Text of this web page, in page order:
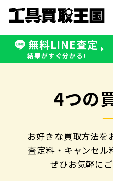
無料LINE査定
結果がすぐ分かる!
無料LINE査定
受付：11:00〜19:00 木曜定休日
4つの
お好きな買取方法を
査定料・キャンセル
ぜひお気軽に